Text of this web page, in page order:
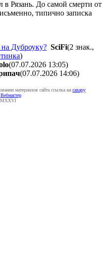
в Рязань. До самой смерти от
типично записка
на Дуброуку? SciFi(2 знак.,
)
(07.07.2026 13:05)
(07.07.2026 14:06)
материалов сайта ссылка на caxapу
Вебмастер